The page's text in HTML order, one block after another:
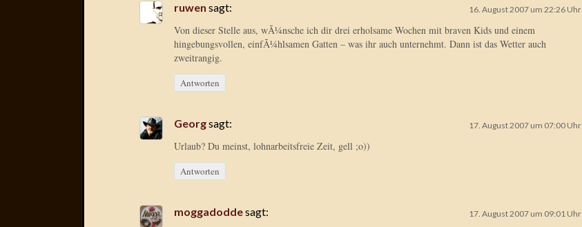
ruwen sagt: 16. August 2007 um 22:26 Uhr
Von dieser Stelle aus, wÃ¼nsche ich dir drei erholsame Wochen mit braven Kids und einem
hingebungsvollen, einfÃ¼hlsamen Gatten – was ihr auch unternehmt. Dann ist das Wetter auch
zweitrangig.
Antworten
Georgsagt: 17. August 2007 um 07:00 Uhr
Urlaub? Du meinst, lohnarbeitsfreie Zeit, gell ;o))
Antworten
moggadoddesagt: 17. August 2007 um 09:01 Uhr